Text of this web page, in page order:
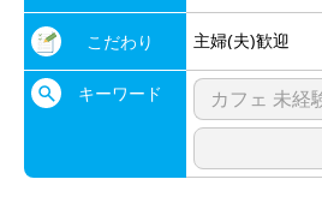
こだわり 主婦(夫)歓迎
キーワード